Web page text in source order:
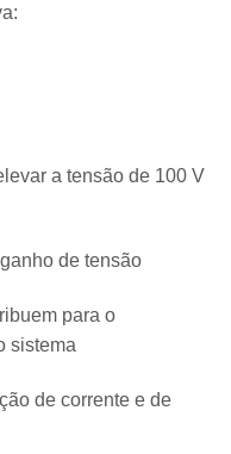
a tensão de 100 V
de tensão
para o
sistema
de corrente e de